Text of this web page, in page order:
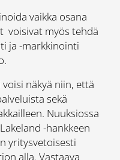
vaikka osana
voisivat myös tehdä
ja -markkinointi
näkyä niin, että
sekä
Nuuksiossa
-hankkeen
yritysvetoisesti
alla. Vastaava